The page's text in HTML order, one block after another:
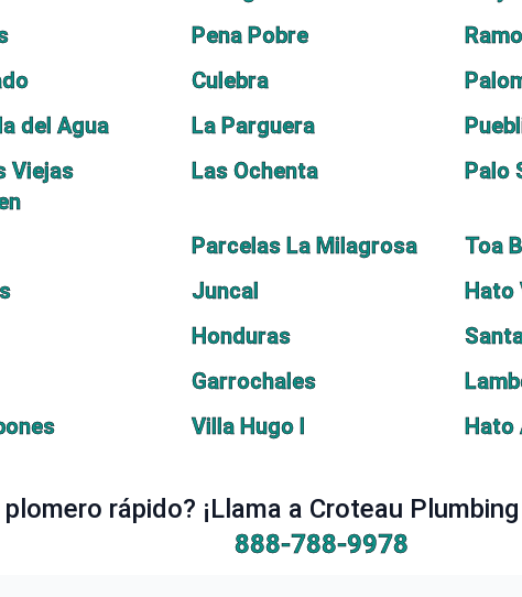
Pena Pobre
Culebra
del Agua La Parguera
Viejas
Las Ochenta Palo
Parcelas La Milagrosa Toa
Juncal Hato
Honduras
Garrochales
Villa Hugo I Hato
rápido? ¡Llama a Croteau
888-788-9978